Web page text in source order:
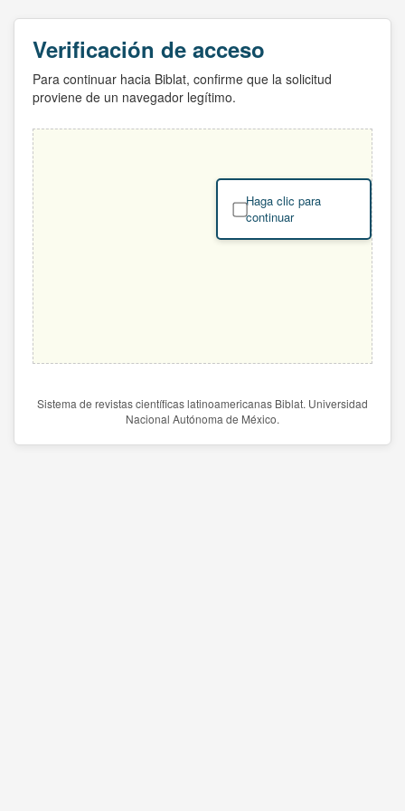
Verificación de acceso
Para continuar hacia Biblat, confirme que la solicitud
proviene de un navegador legítimo.
Haga clic para
continuar
Sistema de revistas científicas latinoamericanas Biblat. Universidad
Nacional Autónoma de México.